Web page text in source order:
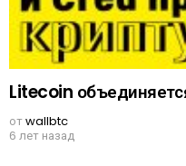
Litecoin
отwallbtc
6 лет назад